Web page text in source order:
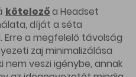
kötelezőa Headset
díját a séta
a megfelelő távolság
zaj minimalizálása
nem veszi igénybe, annak